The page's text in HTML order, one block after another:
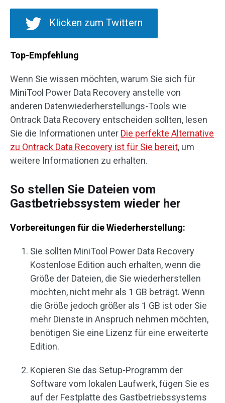
Klicken zum Twittern
Top-Empfehlung
Wenn Sie wissen möchten, warum Sie sich für
MiniTool Power Data Recovery anstelle von
anderen Datenwiederherstellungs-Tools wie
Ontrack Data Recovery entscheiden sollten, lesen
Sie die Informationen unter Die perfekte Alternative
zu Ontrack Data Recovery ist für Sie bereit, um
weitere Informationen zu erhalten.
So stellen Sie Dateien vom
Gastbetriebssystem wieder her
Vorbereitungen für die Wiederherstellung:
Sie sollten MiniTool Power Data Recovery
Kostenlose Edition auch erhalten, wenn die
Größe der Dateien, die Sie wiederherstellen
möchten, nicht mehr als 1 GB beträgt. Wenn
die Größe jedoch größer als 1 GB ist oder Sie
mehr Dienste in Anspruch nehmen möchten,
benötigen Sie eine Lizenz für eine erweiterte
Edition.
Kopieren Sie das Setup-Programm der
Software vom lokalen Laufwerk, fügen Sie es
auf der Festplatte des Gastbetriebssystems